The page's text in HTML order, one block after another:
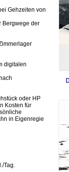
Gehzeiten von
Bergwege der
digitalen
oder HP
Kosten für
in Eigenregie
Tag.